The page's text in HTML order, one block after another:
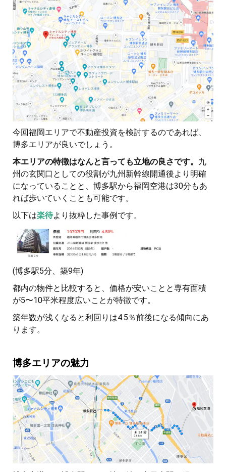
今回福岡エリアで不動産投資を検討するのであれば、
博多エリアが良いでしょう。
本エリアの特徴はなんと言っても立地の良さです。 九
州の玄関口としての役割が九州新幹線開通後より明確
になっていることと、博多駅から福岡空港は30分もあ
れば歩いていくことも可能です。
以下は楽待より抜粋した事例です。
(博多駅5分、築9年)
都内の物件と比較すると、価格が安いことと専有面積
が5〜10平米程度広いことが特徴です。
築年数が浅くなると利回りは4.5％前後になる傾向にあ
ります。
博多エリアの魅力